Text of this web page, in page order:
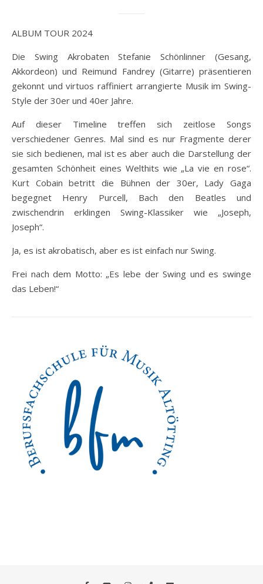
ALBUM TOUR 2024
Die Swing Akrobaten Stefanie Schönlinner (Gesang,
Akkordeon) und Reimund Fandrey (Gitarre) präsentieren
gekonnt und virtuos raffiniert arrangierte Musik im Swing-
Style der 30er und 40er Jahre.
Auf dieser Timeline treffen sich zeitlose Songs
verschiedener Genres. Mal sind es nur Fragmente derer
sie sich bedienen, mal ist es aber auch die Darstellung der
gesamten Schönheit eines Welthits wie „La vie en rose“.
Kurt Cobain betritt die Bühnen der 30er, Lady Gaga
begegnet Henry Purcell, Bach den Beatles und
zwischendrin erklingen Swing-Klassiker wie „Joseph,
Joseph“.
Ja, es ist akrobatisch, aber es ist einfach nur Swing.
Frei nach dem Motto: „Es lebe der Swing und es swinge
das Leben!“